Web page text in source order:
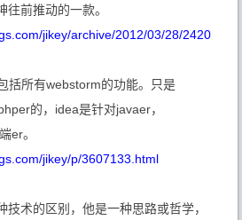
往前推动的一款。
jikey/archive/2012/03/28/2420
括所有webstorm的功能。只是
的，idea是针对javaer，
er。
jikey/p/3607133.html
技术的区别，他是一种思路或哲学，